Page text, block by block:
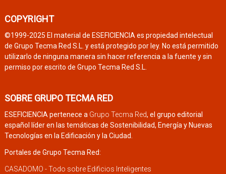
COPYRIGHT
©1999-2025 El material de ESEFICIENCIA es propiedad intelectual
de Grupo Tecma Red S.L. y está protegido por ley. No está permitido
utilizarlo de ninguna manera sin hacer referencia a la fuente y sin
permiso por escrito de Grupo Tecma Red S.L.
SOBRE GRUPO TECMA RED
ESEFICIENCIA pertenece a Grupo Tecma Red, el grupo editorial
español líder en las temáticas de Sostenibilidad, Energía y Nuevas
Tecnologías en la Edificación y la Ciudad.
Portales de Grupo Tecma Red:
CASADOMO - Todo sobre Edificios Inteligentes